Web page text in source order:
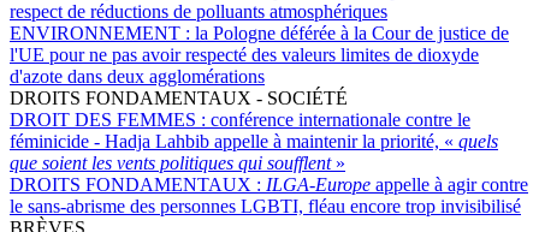
respect de réductions de polluants atmosphériques
ENVIRONNEMENT : la Pologne déférée à la Cour de justice de
l'UE pour ne pas avoir respecté des valeurs limites de dioxyde
d'azote dans deux agglomérations
DROITS FONDAMENTAUX - SOCIÉTÉ
DROIT DES FEMMES : conférence internationale contre le
féminicide - Hadja Lahbib appelle à maintenir la priorité, « quels
que soient les vents politiques qui soufflent»
DROITS FONDAMENTAUX : ILGA-Europe appelle à agir contre
le sans-abrisme des personnes LGBTI, fléau encore trop invisibilisé
BRÈVES